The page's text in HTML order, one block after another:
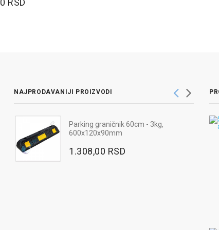
RSD
NAJPRODAVANIJI PROIZVODI
Parking graničnik 60cm - 3kg,
600x120x90mm
1.308,00 RSD